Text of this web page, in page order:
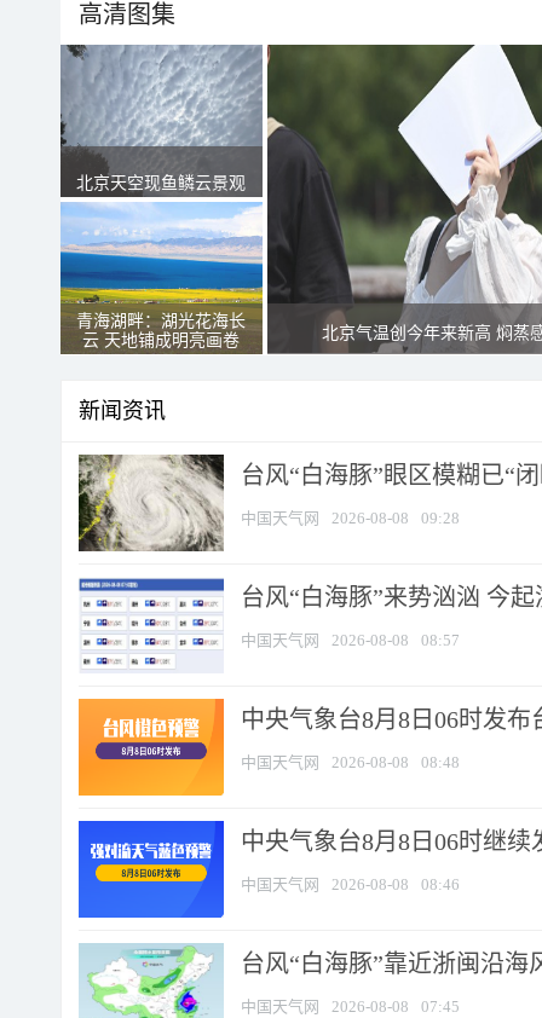
高清图集
北京天空现鱼鳞云景观
青海湖畔：湖光花海长
云 天地铺成明亮画卷
北京气温创今年来新高 焖蒸
新闻资讯
台风“白海豚”眼区模糊已“
中国天气网 2026-08-08 09:28
台风“白海豚”来势汹汹 今
中国天气网 2026-08-08 08:57
中央气象台8月8日06时发布
中国天气网 2026-08-08 08:48
中央气象台8月8日06时继
中国天气网 2026-08-08 08:46
台风“白海豚”靠近浙闽沿
中国天气网 2026-08-08 07:45